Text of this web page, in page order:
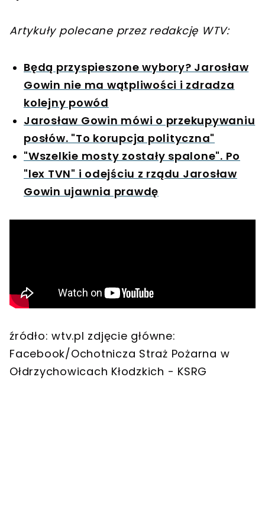
Artykuły polecane przez redakcję WTV:
Będą przyspieszone wybory? Jarosław
Gowin nie ma wątpliwości i zdradza
kolejny powód
Jarosław Gowin mówi o przekupywaniu
posłów. "To korupcja polityczna"
"Wszelkie mosty zostały spalone". Po
"lex TVN" i odejściu z rządu Jarosław
Gowin ujawnia prawdę
źródło: wtv.pl zdjęcie główne:
Facebook/Ochotnicza Straż Pożarna w
Ołdrzychowicach Kłodzkich - KSRG